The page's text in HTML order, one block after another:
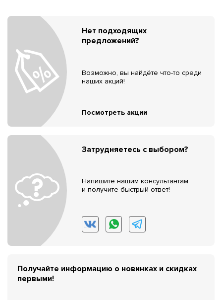
Нет подходящих
предложений?
Возможно, вы найдёте что-то среди
наших акций!
Посмотреть акции
Затрудняетесь с выбором?
Напишите нашим консультантам
и получите быстрый ответ!
Получайте информацию о новинках и скидках
первыми!